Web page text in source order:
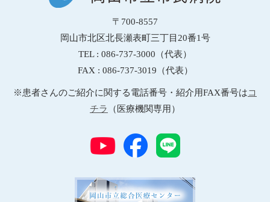
〒700-8557
岡山市北区北長瀬表町三丁目20番1号
TEL : 086-737-3000（代表）
FAX : 086-737-3019（代表）
※患者さんのご紹介に関する電話番号・紹介用FAX番号はコ
チラ
（医療機関専用）